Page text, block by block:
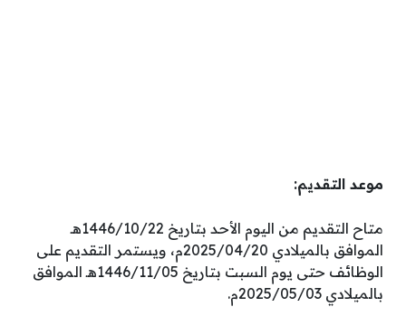
موعد التقديم:
متاح التقديم من اليوم الأحد بتاريخ 1446/10/22هـ
الموافق بالميلادي 2025/04/20م، ويستمر التقديم على
الوظائف حتى يوم السبت بتاريخ 1446/11/05هـ الموافق
بالميلادي 2025/05/03م.